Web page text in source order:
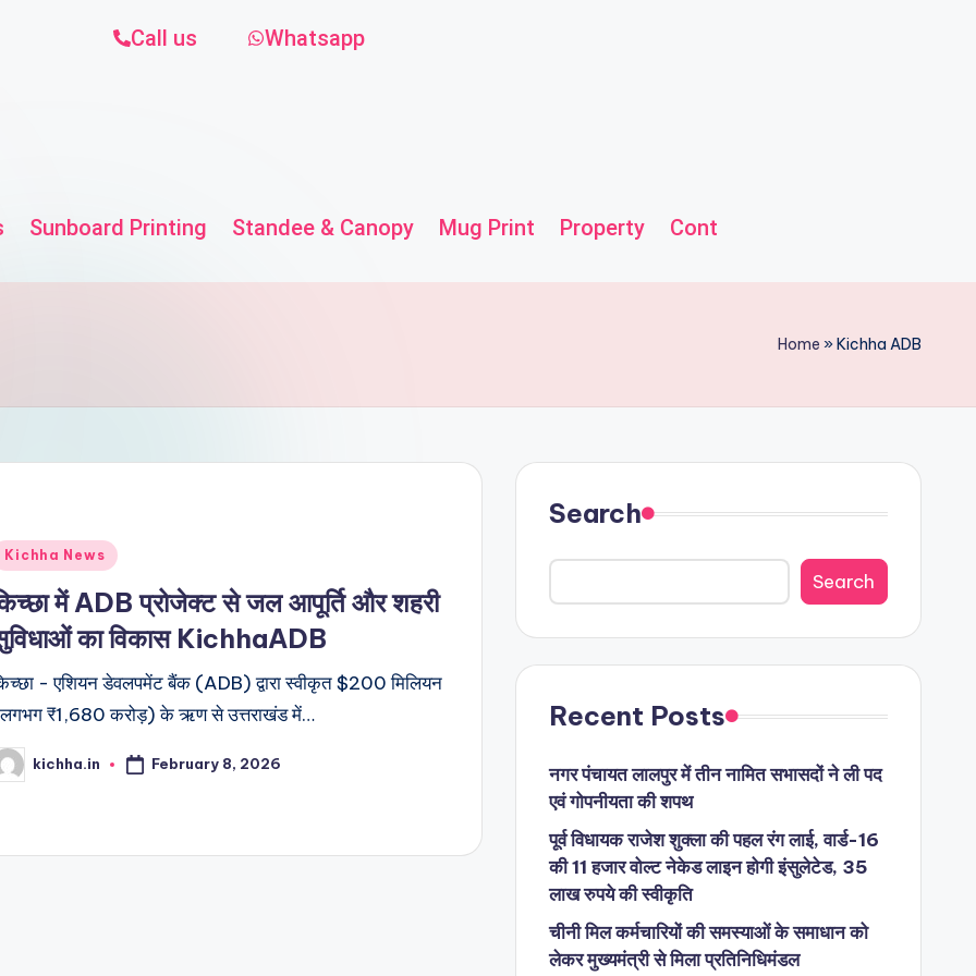
Call us Whatsapp
Sunboard Printing Standee & Canopy Mug Print Property Contact us
Home »Kichha ADB
Kichha News
में ADB प्रोजेक्ट से जल आपूर्ति और शहरी
का विकास KichhaADB
- एशियन डेवलपमेंट बैंक (ADB) द्वारा स्वीकृत $200 मिलियन
₹1,680 करोड़) के ऋण से उत्तराखंड में…
kichha.in February 8, 2026
Search
Search
Recent Posts
नगर पंचायत लालपुर में तीन नामित सभासदों ने ली पद
एवं गोपनीयता की शपथ
पूर्व विधायक राजेश शुक्ला की पहल रंग लाई, वार्ड-16
की 11 हजार वोल्ट नेकेड लाइन होगी इंसुलेटेड, 35
लाख रुपये की स्वीकृति
चीनी मिल कर्मचारियों की समस्याओं के समाधान को
लेकर मुख्यमंत्री से मिला प्रतिनिधिमंडल